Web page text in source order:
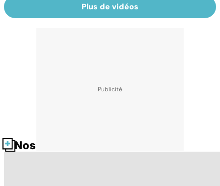
Plus de vidéos
Nos fiches santé